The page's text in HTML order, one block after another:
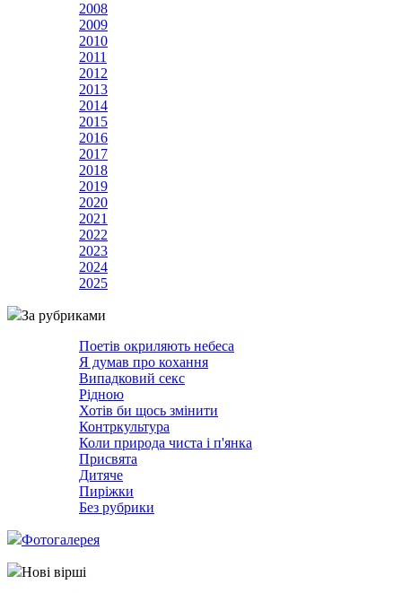
2008
2009
2010
2011
2012
2013
2014
2015
2016
2017
2018
2019
2020
2021
2022
2023
2024
2025
За рубриками
Поетів окриляють небеса
Я думав про кохання
Випадковий секс
Рідною
Хотів би щось змінити
Контркультура
Коли природа чиста і п'янка
Присвята
Дитяче
Пиріжки
Без рубрики
Фотогалерея
Нові вірші